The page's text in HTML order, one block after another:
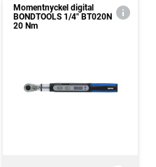
Momentnyckel digital
BONDTOOLS 1/4" BT020N
20 Nm